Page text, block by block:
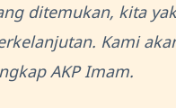
ditemukan, kita
Kami
AKP Imam.